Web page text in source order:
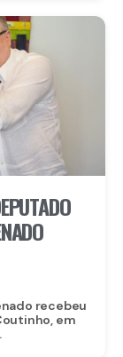
recebeu
em